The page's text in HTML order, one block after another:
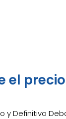
el
Definitivo